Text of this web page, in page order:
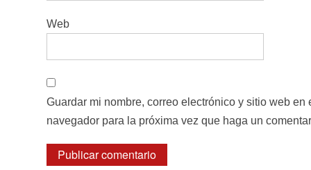
Web
Guardar mi nombre, correo electrónico y sitio web en
navegador para la próxima vez que haga un